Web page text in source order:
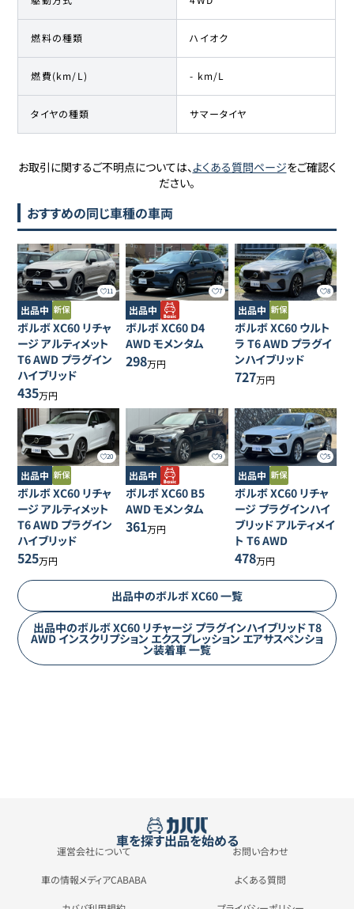
燃料の種類 ハイオク
燃費(km/L) - km/L
タイヤの種類 サマータイヤ
お取引に関するご不明点については、よくある質問ページをご確認く
ださい。
おすすめの同じ車種の車両
11
出品中
ボルボXC60 リチャ
ージ アルティメット
T6 AWD プラグイン
ハイブリッド
435万円
7
出品中
ボルボXC60 D4
AWD モメンタム
298万円
8
出品中
ボルボXC60 ウルト
ラ T6 AWD プラグイ
ンハイブリッド
727万円
20
出品中
ボルボXC60 リチャ
ージ アルティメット
T6 AWD プラグイン
ハイブリッド
525万円
9
出品中
ボルボXC60 B5
AWD モメンタム
361万円
5
出品中
ボルボXC60 リチャ
ージ プラグインハイ
ブリッド アルティメイ
ト T6 AWD
478万円
出品中のボルボXC60一覧
出品中のボルボXC60 リチャージ プラグインハイブリッド T8
AWD インスクリプション エクスプレッション エアサスペンショ
ン装着車一覧
車を探す出品を始める
運営会社について お問い合わせ
車の情報メディアCABABA よくある質問